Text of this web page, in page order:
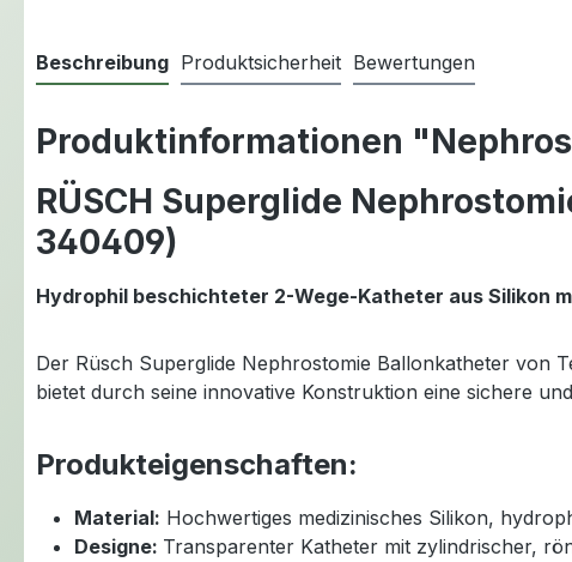
Beschreibung Produktsicherheit Bewertungen
Produktinformationen
RÜSCH Superglide
340409)
Hydrophil beschichteter 2-Wege-Katheter aus Silikon
Der Rüsch Superglide Nephrostomie Ballonkatheter von
bietet durch seine innovative Konstruktion eine sichere
Produkteigenschaften:
Material: Hochwertiges medizinisches Silikon,
Designe: Transparenter Katheter mit zylindrischer,